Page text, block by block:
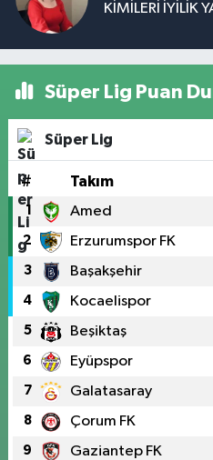
KİMİLERİ İYİLİK
Süper Lig Puan
Süper Lig
# Takım
1 Amed
2 Erzurumspor FK
3 Başakşehir
4 Kocaelispor
5 Beşiktaş
6 Eyüpspor
7 Galatasaray
8 Çorum FK
9 Gaziantep FK